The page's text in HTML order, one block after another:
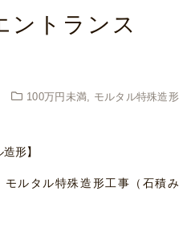
ントランス
100万円未満, モルタル特殊造形
形】
ルタル特殊造形工事（石積み